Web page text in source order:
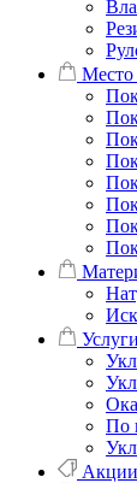
Место
Услуги
По
Акции